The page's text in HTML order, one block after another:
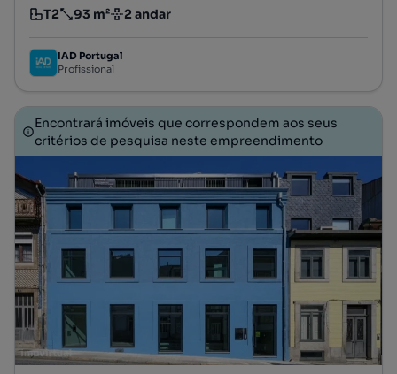
Tipologia
T2
Preço por metro quadrado
93 m²
Andar 2 andar
IAD Portugal
Profissional
Encontrará imóveis que correspondem aos seus
critérios de pesquisa neste empreendimento